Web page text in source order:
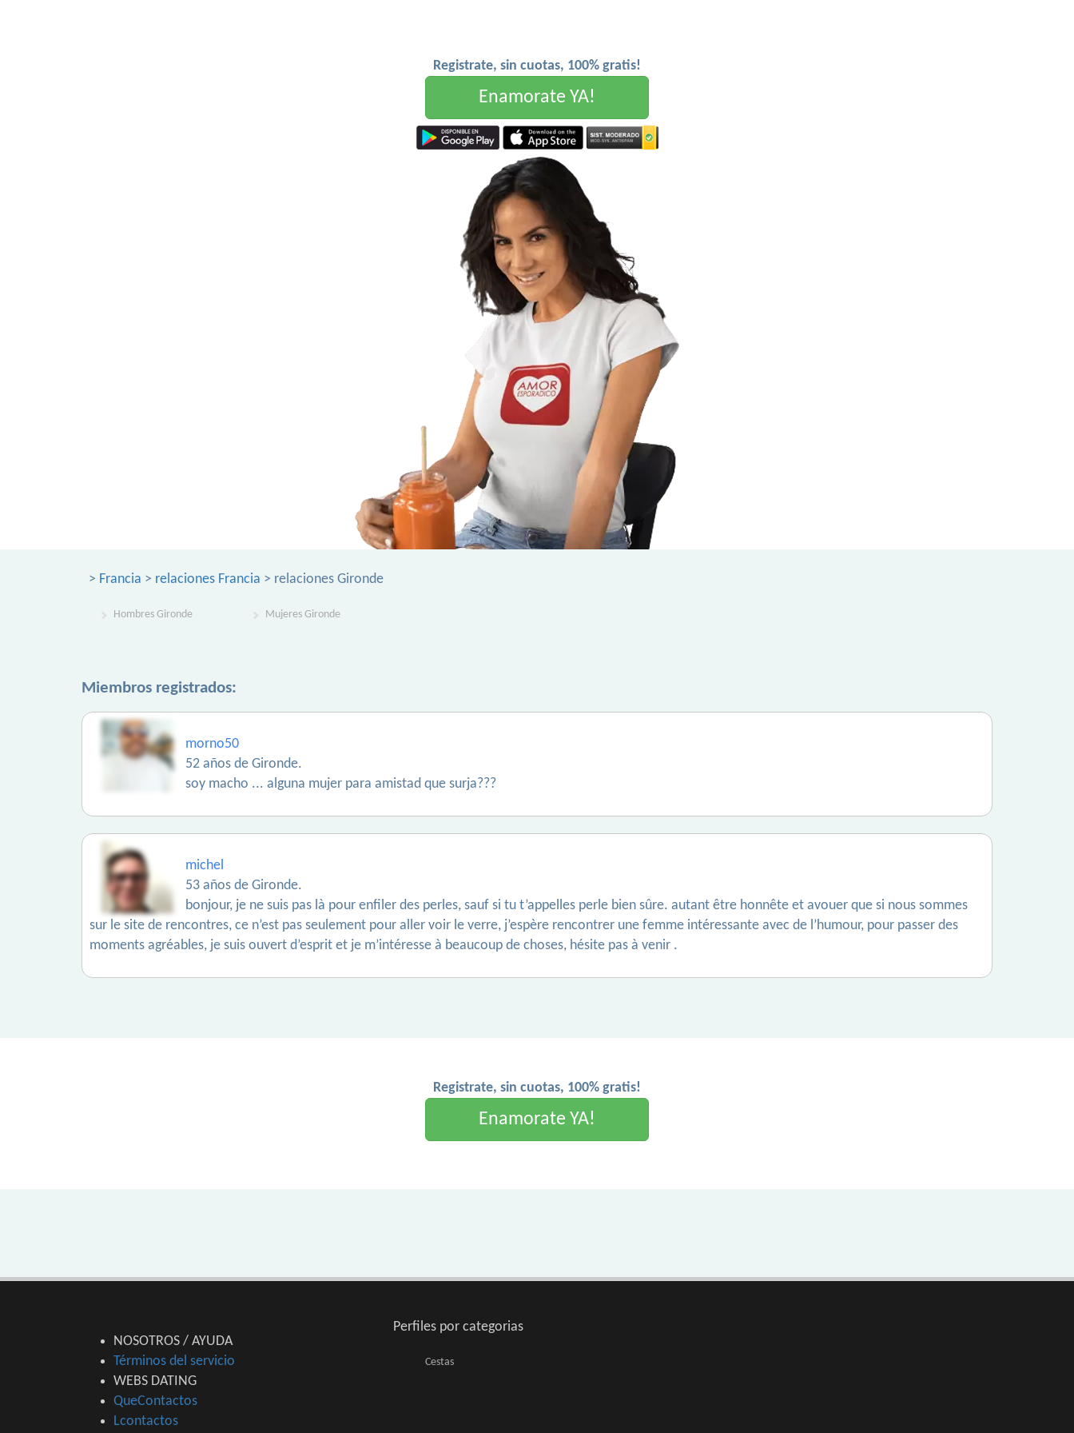
Registrate, sin cuotas, 100% gratis!
Enamorate YA!
> Francia > relaciones Francia > relaciones Gironde
Hombres Gironde Mujeres Gironde
Miembros registrados:
morno50
52 años de Gironde.
soy macho ... alguna mujer para amistad que surja???
michel
53 años de Gironde.
bonjour, je ne suis pas là pour enfiler des perles, sauf si tu t’appelles perle bien sûre. autant être honnête et avouer que si nous sommes
sur le site de rencontres, ce n’est pas seulement pour aller voir le verre, j’espère rencontrer une femme intéressante avec de l’humour, pour passer des
moments agréables, je suis ouvert d’esprit et je m’intéresse à beaucoup de choses, hésite pas à venir .
Registrate, sin cuotas, 100% gratis!
Enamorate YA!
NOSOTROS / AYUDA
Términos del servicio
WEBS DATING
QueContactos
Lcontactos
Perfiles por categorias
Cestas